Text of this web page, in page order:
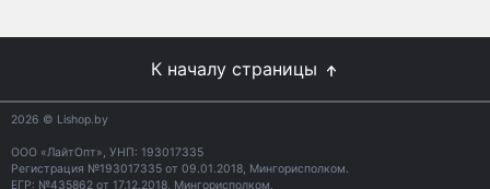
К началу страницы
2026 © Lishop.by
ООО «ЛайтОпт», УНП: 193017335
Регистрация №193017335 от 09.01.2018, Мингорисполком.
ЕГР: №435862 от 17.12.2018, Мингорисполком.